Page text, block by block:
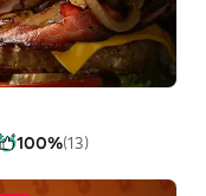
100%(13)